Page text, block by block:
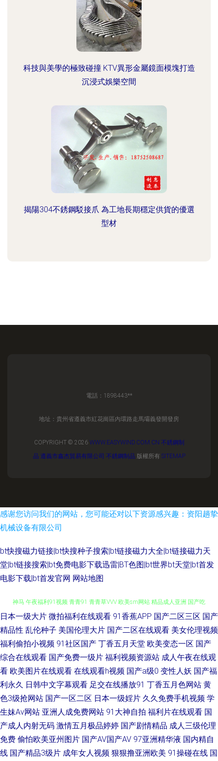
科技與美學的極致碰撞 KTV異形金屬鏡面模塊打造
沉浸式娛樂空間
揭陽304不銹鋼駁接爪 為工地長期穩定供貨的優選
型材
電話：1898443**
地址：貴州省遵義市紅花崗區內環路走馬壩義發開發房
COPYRIGHT © 2026 WWW.EASYWIND.COM.CN 不銹鋼制
品 遵義市鑫杰貿易有限公司 不銹鋼制品 版權所有 SITEMAP
感谢您访问我们的网站，您可能还对以下资源感兴趣：资阳趟挚
机械设备有限公司
bt快搜磁力链接|bt快搜种子搜索|bt链接磁力大全|bt链接磁力天
堂|bt链接搜索|bt免费电影下载迅雷|BT色图|bt世界bt天堂|bt首发
电影下载|bt首发官网 网站地图
欧美日韩AR 深夜福利视频网 深夜伦理福利 免费一二三区 福利社3P 91桃色
神马 午夜福利91视频 青青91 青青草VVV 欧美sm网站 精品成人亚洲 国产吃
瓜在线 变态另类综合网 亚洲老司机网 香蕉视频网站 日韩视频一区 蜜桃91在
AB 久久婷婷视频小说 国产精品伊人久久 豆花在线观看AV av色色资源站 在
线AⅤ 深夜绯色影院 美女视频网站 黄色短片免费 成人鲁一鲁 97韩亚洲 在线
日本一级大片 微拍福利在线观看 91香蕉APP 国产二区三区 国产
精品性 乱伦种子 美国伦理大片 国产二区在线观看 美女伦理视频
福利偷拍小视频 91社区国产 丁香五月天堂 欧美变态一区 国产
综合在线观看 国产免费一级片 福利视频资源站 成人午夜在线观
看 欧美图片在线观看 在线观看h视频 国产a级0 变性人妖 国产福
利永久 日韩中文字幕观看 足交在线播放91 丁香五月色网站 黄
色3级抢网站 国产一区二区 日本一级婬片 久久免费手机视频 学
生妹Av网站 亚洲人成免费网站 91大神自拍 福利片在线观看 国
产成人内射无码 激情五月极品婷婷 国产剧情精品 成人三级伦理
免费 偷怕欧美亚州图片 国产AV国产AV 97亚洲精华液 国内精自
线 国产精品3级片 成年女人视频 狠狠撸亚洲欧美 91操碰在线 国